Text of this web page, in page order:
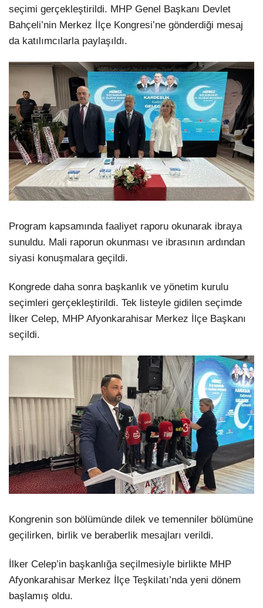
seçimi gerçekleştirildi. MHP Genel Başkanı Devlet
Bahçeli’nin Merkez İlçe Kongresi’ne gönderdiği mesaj
da katılımcılarla paylaşıldı.
Program kapsamında faaliyet raporu okunarak ibraya
sunuldu. Mali raporun okunması ve ibrasının ardından
siyasi konuşmalara geçildi.
Kongrede daha sonra başkanlık ve yönetim kurulu
seçimleri gerçekleştirildi. Tek listeyle gidilen seçimde
İlker Celep, MHP Afyonkarahisar Merkez İlçe Başkanı
seçildi.
Kongrenin son bölümünde dilek ve temenniler bölümüne
geçilirken, birlik ve beraberlik mesajları verildi.
İlker Celep’in başkanlığa seçilmesiyle birlikte MHP
Afyonkarahisar Merkez İlçe Teşkilatı’nda yeni dönem
başlamış oldu.